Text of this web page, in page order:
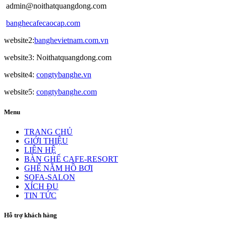
admin@noithatquangdong.com
banghecafecaocap.com
website2:banghevietnam.com.vn
website3: Noithatquangdong.com
website4: congtybanghe.vn
website5: congtybanghe.com
Menu
TRANG CHỦ
GIỚI THIỆU
LIÊN HỆ
BÀN GHẾ CAFE-RESORT
GHẾ NẰM HỒ BƠI
SOFA-SALON
XÍCH ĐU
TIN TỨC
Hỗ trợ khách hàng